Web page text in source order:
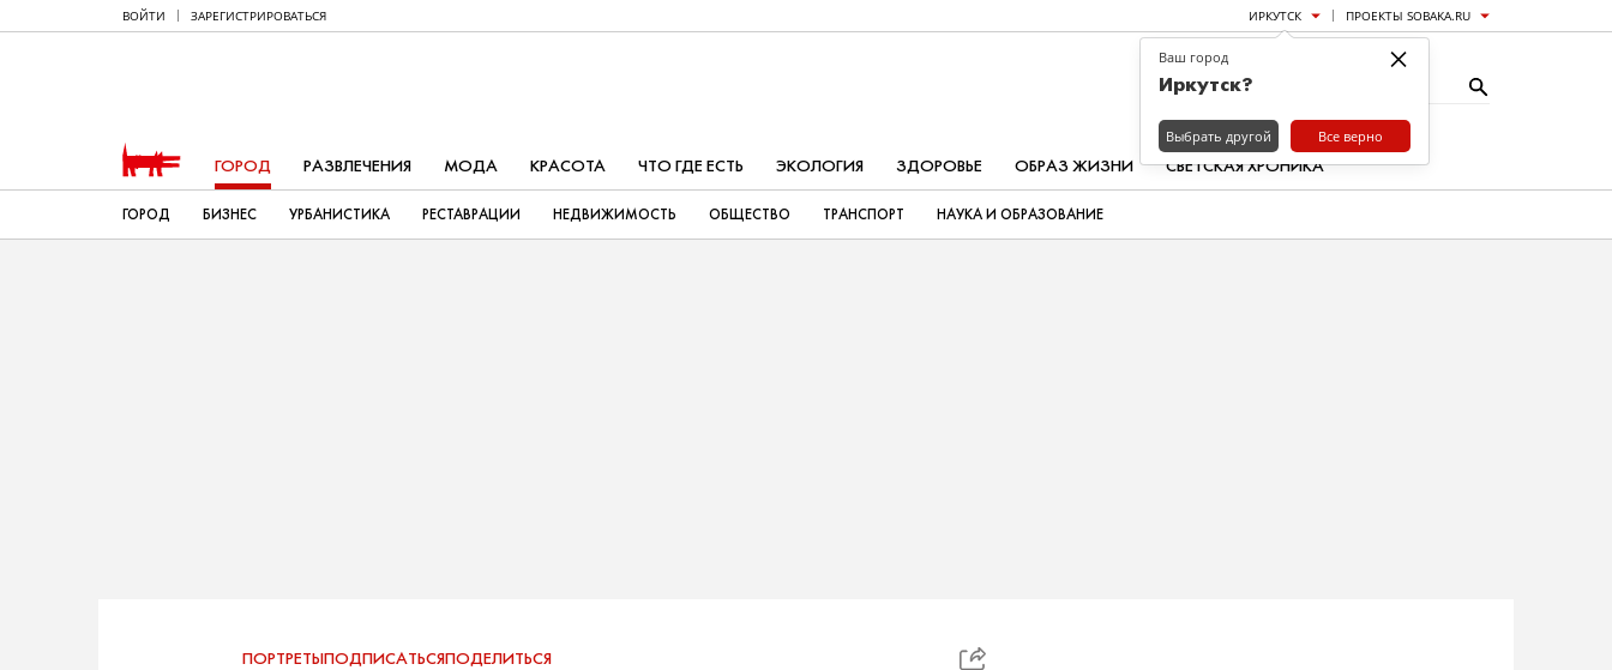
ВОЙТИ ЗАРЕГИСТРИРОВАТЬСЯ ИРКУТСК ПРОЕКТЫ SOBAKA.RU
ГОРОД РАЗВЛЕЧЕНИЯ МОДА КРАСОТА ЧТО ГДЕ ЕСТЬ ЭКОЛОГИЯ ЗДОРОВЬЕ ОБРАЗ ЖИЗНИ СВЕТСКАЯ ХРОНИКА
ГОРОД БИЗНЕС УРБАНИСТИКА РЕСТАВРАЦИИ НЕДВИЖИМОСТЬ ОБЩЕСТВО ТРАНСПОРТ НАУКА И ОБРАЗОВАНИЕ
ПОРТРЕТЫПОДПИСАТЬСЯПОДЕЛИТЬСЯ
×
Ваш город
Иркутск?
Выбрать другой Все верно